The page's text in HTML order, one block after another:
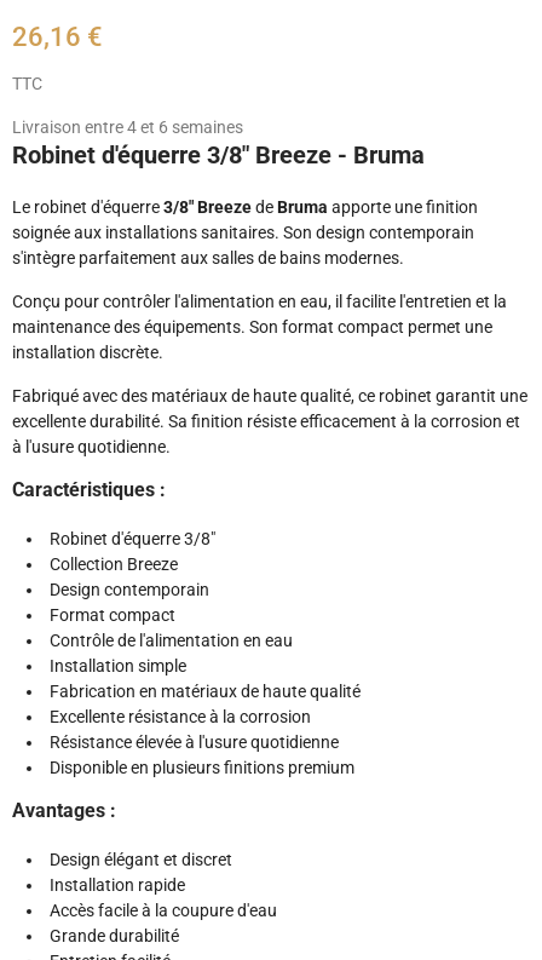
26,16 €
TTC
Livraison entre 4 et 6 semaines
Robinet d'équerre 3/8" Breeze - Bruma
Le robinet d'équerre3/8" BreezedeBruma apporte une finition
soignée aux installations sanitaires. Son design contemporain
s'intègre parfaitement aux salles de bains modernes.
Conçu pour contrôler l'alimentation en eau, il facilite l'entretien et la
maintenance des équipements. Son format compact permet une
installation discrète.
Fabriqué avec des matériaux de haute qualité, ce robinet garantit une
excellente durabilité. Sa finition résiste efficacement à la corrosion et
à l'usure quotidienne.
Caractéristiques :
Robinet d'équerre 3/8"
Collection Breeze
Design contemporain
Format compact
Contrôle de l'alimentation en eau
Installation simple
Fabrication en matériaux de haute qualité
Excellente résistance à la corrosion
Résistance élevée à l'usure quotidienne
Disponible en plusieurs finitions premium
Avantages :
Design élégant et discret
Installation rapide
Accès facile à la coupure d'eau
Grande durabilité